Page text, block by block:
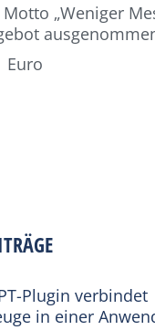
„Weniger
Euro
Plugin verbindet
in einer